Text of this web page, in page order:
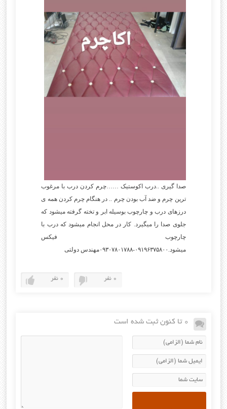
صدا گیری ..درب اکوستیک ……چرم کردن درب با مرغوب
ترین چرم و ضد آب بودن چرم .. در هنگام چرم کردن همه ی
درزهای درب و چارچوب بوسیله ابر و تخته گرفته میشود که
جلوی صدا را میگیرد. کار در محل انجام میشود که درب با
چارچوب فیکس
میشود.۰۹۱۹۶۳۷۵۸۰۰-۰۹۳۰۷۸۰۱۷۸۸مهندس دولتی
0 نفر 0 نفر
0 تا کنون ثبت شده است